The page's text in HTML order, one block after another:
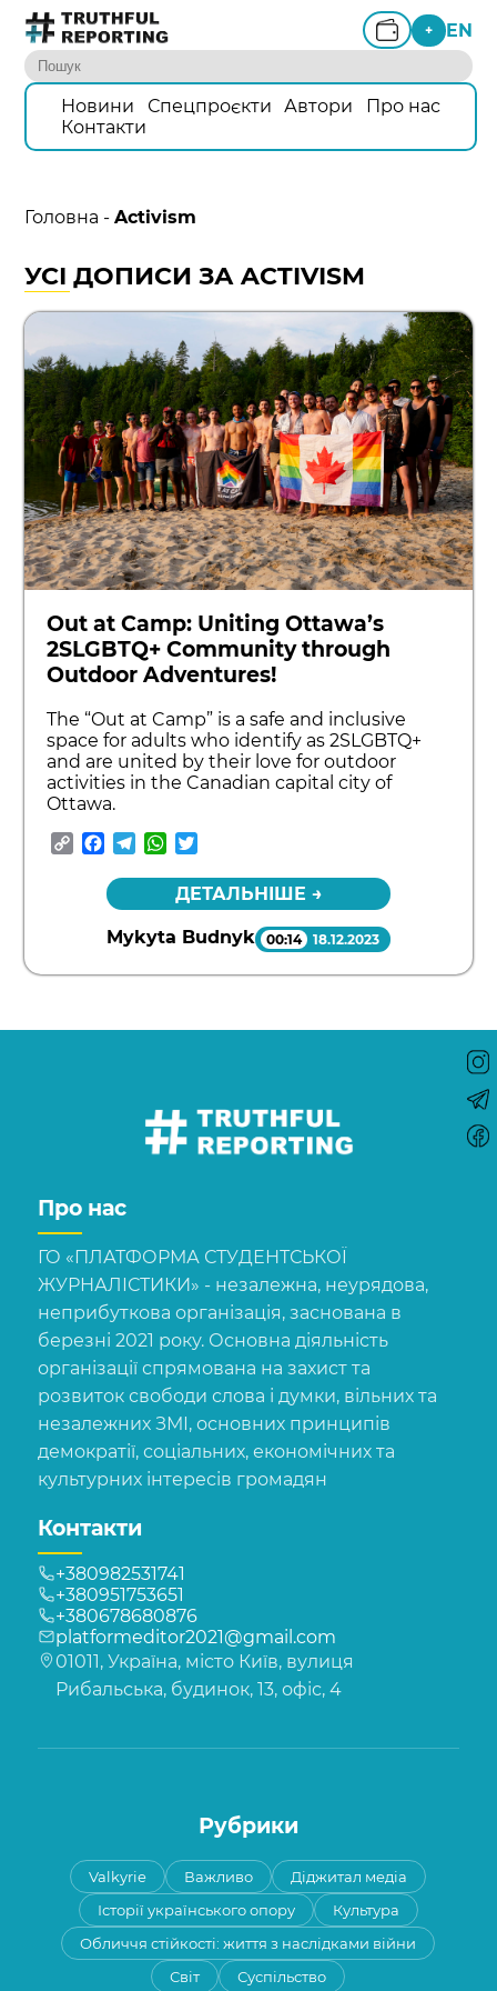
+ EN
Новини Спецпроєкти Автори
Про нас
Контакти
Головна -Activism
УСІ ДОПИСИ ЗА ACTIVISM
Out at Camp: Uniting Ottawa’s
2SLGBTQ+ Community through
Outdoor Adventures!
The “Out at Camp” is a safe and inclusive
space for adults who identify as 2SLGBTQ+
and are united by their love for outdoor
activities in the Canadian capital city of
Ottawa.
CopyFacebook
TelegramWhatsApp
ДЕТАЛЬНІШЕ →
Mykyta Budnyk 00:14 18.12.2023
Про нас
ГО «ПЛАТФОРМА СТУДЕНТСЬКОЇ
ЖУРНАЛІСТИКИ» - незалежна, неурядова,
неприбуткова організація, заснована в
березні 2021 року. Основна діяльність
організації спрямована на захист та
розвиток свободи слова і думки, вільних та
незалежних ЗМІ, основних принципів
демократії, соціальних, економічних та
культурних інтересів громадян
Контакти
+380982531741
+380951753651
+380678680876
platformeditor2021@gmail.com
01011, Україна, місто Київ, вулиця
Рибальська, будинок, 13, офіс, 4
Рубрики
Valkyrie Важливо
Діджитал медіа
Історії українського опору
Культура
Обличчя стійкості: життя з наслідками війни
Світ
Суспільство